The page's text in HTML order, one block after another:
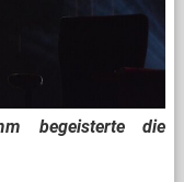
begeisterte die